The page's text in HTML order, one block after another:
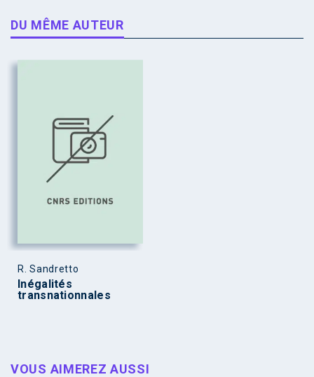
DU MÊME AUTEUR
R. Sandretto
Inégalités
transnationnales
VOUS AIMEREZ AUSSI